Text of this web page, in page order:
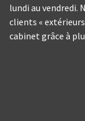
lundi au vendredi.
clients «
cabinet grâce à